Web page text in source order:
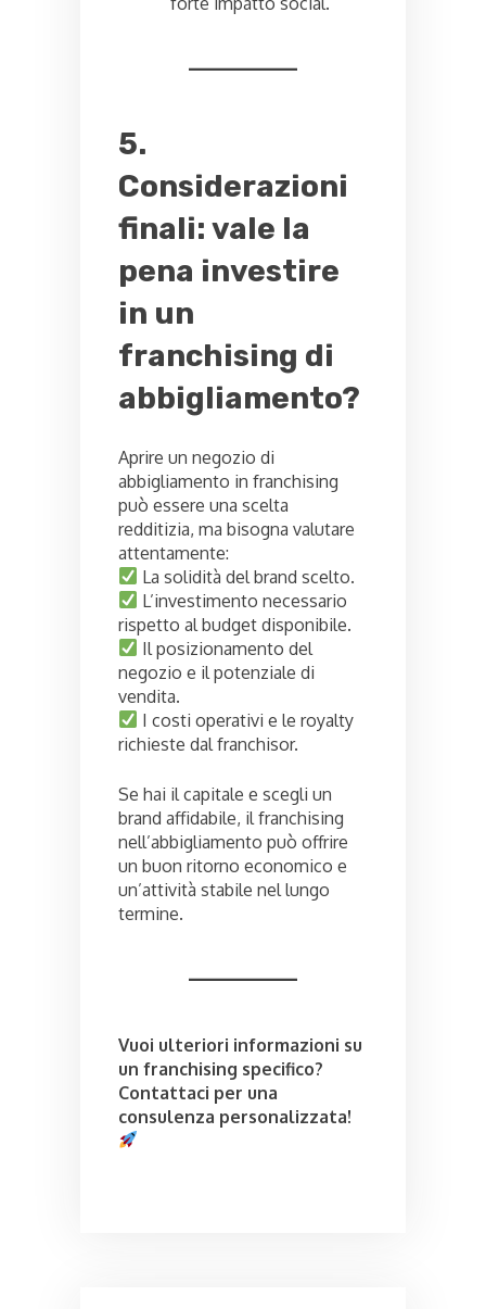
5.
Considerazioni
finali: vale la
pena investire
in un
franchising di
abbigliamento?
Aprire un negozio di
abbigliamento in franchising
può essere una scelta
redditizia, ma bisogna valutare
attentamente:
La solidità del brand scelto.
L’investimento necessario
rispetto al budget disponibile.
Il posizionamento del
negozio e il potenziale di
vendita.
I costi operativi e le royalty
richieste dal franchisor.
Se hai il capitale e scegli un
brand affidabile, il franchising
nell’abbigliamento può offrire
un buon ritorno economico e
un’attività stabile nel lungo
termine.
Vuoi ulteriori informazioni su
un franchising specifico?
Contattaci per una
consulenza personalizzata!